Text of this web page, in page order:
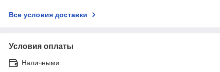
Все условия доставки
Условия оплаты
Наличными